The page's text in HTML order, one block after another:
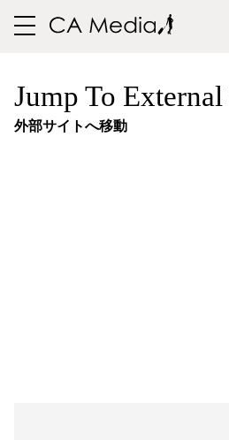
toggle
Jump To External
外部サイトへ移動